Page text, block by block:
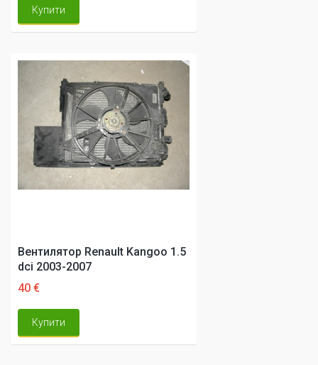
Купити
Вентилятор Renault Kangoo 1.5
dci 2003-2007
40 €
Купити